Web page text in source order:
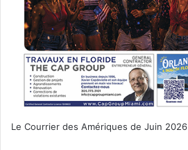
Le Courrier des Amériques de Juin 2026